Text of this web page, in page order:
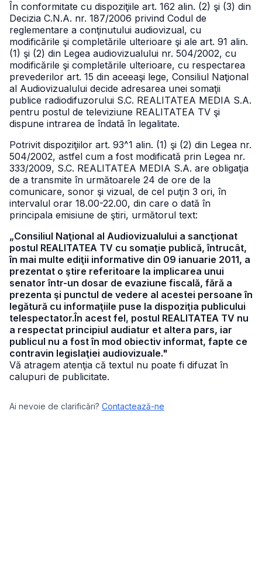
În conformitate cu dispoziţiile art. 162 alin. (2) şi (3) din
Decizia C.N.A. nr. 187/2006 privind Codul de
reglementare a conţinutului audiovizual, cu
modificările şi completările ulterioare şi ale art. 91 alin.
(1) şi (2) din Legea audiovizualului nr. 504/2002, cu
modificările şi completările ulterioare, cu respectarea
prevederilor art. 15 din aceeaşi lege, Consiliul Naţional
al Audiovizualului decide adresarea unei somaţii
publice radiodifuzorului S.C. REALITATEA MEDIA S.A.
pentru postul de televiziune REALITATEA TV şi
dispune intrarea de îndată în legalitate.
Potrivit dispoziţiilor art. 93^1 alin. (1) şi (2) din Legea nr.
504/2002, astfel cum a fost modificată prin Legea nr.
333/2009, S.C. REALITATEA MEDIA S.A. are obligaţia
de a transmite în următoarele 24 de ore de la
comunicare, sonor şi vizual, de cel puţin 3 ori, în
intervalul orar 18.00-22.00, din care o dată în
principala emisiune de ştiri, următorul text:
„Consiliul Naţional al Audiovizualului a sancţionat
postul REALITATEA TV cu somaţie publică, întrucât,
în mai multe ediţii informative din 09 ianuarie 2011, a
prezentat o ştire referitoare la implicarea unui
senator într-un dosar de evaziune fiscală, fără a
prezenta şi punctul de vedere al acestei persoane în
legătură cu informaţiile puse la dispoziţia publicului
telespectator.În acest fel, postul REALITATEA TV nu
a respectat principiul audiatur et altera pars, iar
publicul nu a fost în mod obiectiv informat, fapte ce
contravin legislaţiei audiovizuale."
Vă atragem atenţia că textul nu poate fi difuzat în
calupuri de publicitate.
Ai nevoie de clarificări? Contactează-ne